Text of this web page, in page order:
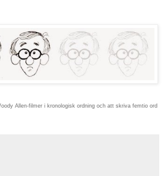
Allen-filmer i kronologisk ordning och att skriva femtio ord